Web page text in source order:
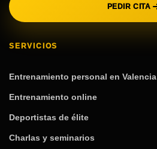
PEDIR CITA
SERVICIOS
Entrenamiento personal en Valencia
Entrenamiento online
Deportistas de élite
Charlas y seminarios